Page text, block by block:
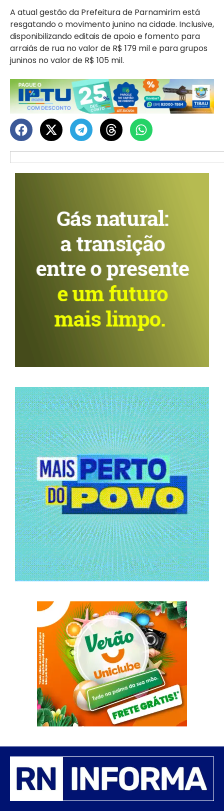
A atual gestão da Prefeitura de Parnamirim está
resgatando o movimento junino na cidade. Inclusive,
disponibilizando editais de apoio e fomento para
arraiás de rua no valor de R$ 179 mil e para grupos
juninos no valor de R$ 105 mil.